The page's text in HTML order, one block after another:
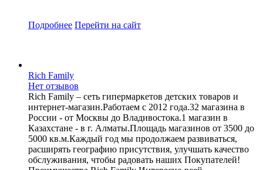
Подробнее Перейти на сайт
Rich Family
Нет отзывов
Rich Family – сеть гипермаркетов детских товаров и
интернет-магазин.Работаем с 2012 года.32 магазина в
России - от Москвы до Владивостока.1 магазин в
Казахстане - в г. Алматы.Площадь магазинов от 3500 до
5000 кв.м.Каждый год мы продолжаем развиваться,
расширять географию присутствия, улучшать качество
обслуживания, чтобы радовать наших Покупателей!